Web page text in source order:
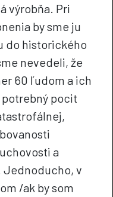
výrobňa. Pri
by sme ju
do historického
nevedeli, že
60 ľudom a ich
pocit
a
Jednoducho, v
/ak by som